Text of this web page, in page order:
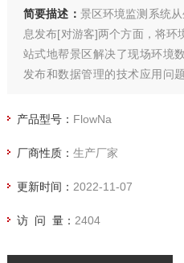
简要描述： 景区环境监测系统
息发布[对游客]两个方面，将环
站式地帮景区解决了现场环境
发布和数据管理的技术应用问
粉尘颗粒等景区环境数据的实时
产品型号： FlowNa
厂商性质： 生产厂家
更新时间： 2022-11-07
访 问 量： 2404